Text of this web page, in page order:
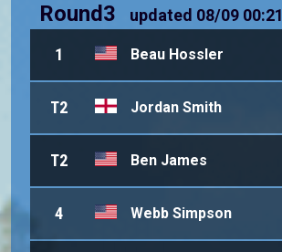
Round3 updated 08/09 00:21
1 Beau Hossler
T2 Jordan Smith
T2 Ben James
4 Webb Simpson